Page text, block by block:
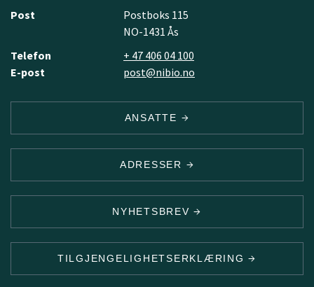
Post
Postboks 115
NO-1431 Ås
Telefon
+ 47 406 04 100
E-post
post@nibio.no
ANSATTE
ADRESSER
NYHETSBREV
TILGJENGELIGHETSERKLÆRING